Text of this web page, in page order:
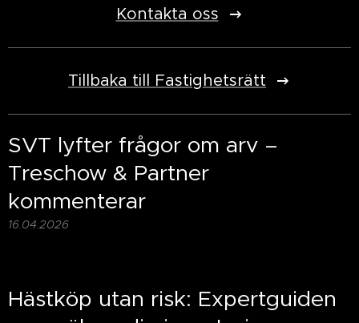
Kontakta oss
Tillbaka till Fastighetsrätt
SVT lyfter frågor om arv –
Treschow & Partner
kommenterar
16.04.2026
Hästköp utan risk: Expertguiden